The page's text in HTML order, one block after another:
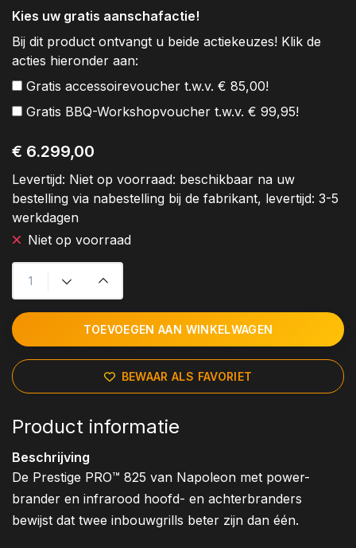
Kies uw gratis aanschafactie!
Bij dit product ontvangt u beide actiekeuzes! Klik de
acties hieronder aan:
Gratis accessoirevoucher t.w.v. € 85,00!
Gratis BBQ-Workshopvoucher t.w.v. € 99,95!
€ 6.299,00
Levertijd: Niet op voorraad: beschikbaar na uw
bestelling via nabestelling bij de fabrikant, levertijd: 3-5
werkdagen
Niet op voorraad
TOEVOEGEN AAN WINKELWAGEN
BEWAAR ALS FAVORIET
Product informatie
Beschrijving
De Prestige PRO™ 825 van Napoleon met power-
brander en infrarood hoofd- en achterbranders
bewijst dat twee inbouwgrills beter zijn dan één.